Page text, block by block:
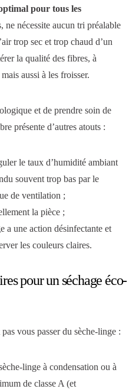
pour tous les
ne nécessite aucun tri préalable
trop sec et trop chaud d’un
la qualité des fibres, à
aussi à les froisser.
et de prendre soin de
présente d’autres atouts :
le taux d’humidité ambiant
souvent trop bas par le
de ventilation ;
la pièce ;
a une action désinfectante et
les couleurs claires.
pour un séchage éco-
vous passer du sèche-linge :
linge à condensation ou à
de classe A (et